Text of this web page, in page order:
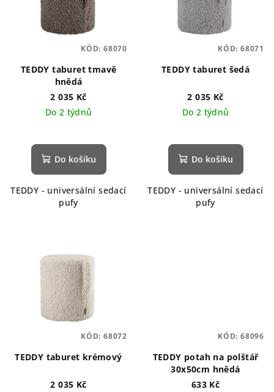
TEDDY taburet tmavě
hnědá
2 035 Kč
Do 2 týdnů
Do košíku
TEDDY - universální sedací
pufy
KÓD: 68070
TEDDY taburet šedá
2 035 Kč
Do 2 týdnů
Do košíku
TEDDY - universální sedací
pufy
KÓD: 68071
TEDDY taburet krémový
2 035 Kč
KÓD: 68072
TEDDY potah na polštář
30x50cm hnědá
633 Kč
KÓD: 68096